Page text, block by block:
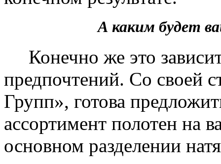
А каким будет
Конечно же это
предпочтений. Со своей
Групп», готова
ассортимент полотен на
основном разделении